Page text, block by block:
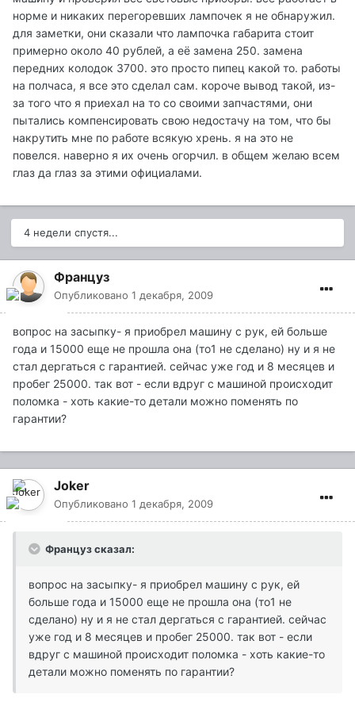
норме и никаких перегоревших лампочек я не обнаружил.
для заметки, они сказали что лампочка габарита стоит
примерно около 40 рублей, а её замена 250. замена
передних колодок 3700. это просто пипец какой то. работы
на полчаса, я все это сделал сам. короче вывод такой, из-
за того что я приехал на то со своими запчастями, они
пытались компенсировать свою недостачу на том, что бы
накрутить мне по работе всякую хрень. я на это не
повелся. наверно я их очень огорчил. в общем желаю всем
глаз да глаз за этими официалами.
4 недели спустя...
Француз
Опубликовано 1 декабря, 2009
вопрос на засыпку- я приобрел машину с рук, ей больше
года и 15000 еще не прошла она (то1 не сделано) ну и я не
стал дергаться с гарантией. сейчас уже год и 8 месяцев и
пробег 25000. так вот - если вдруг с машиной происходит
поломка - хоть какие-то детали можно поменять по
гарантии?
Joker
Опубликовано 1 декабря, 2009
Француз сказал:
вопрос на засыпку- я приобрел машину с рук, ей
больше года и 15000 еще не прошла она (то1 не
сделано) ну и я не стал дергаться с гарантией. сейчас
уже год и 8 месяцев и пробег 25000. так вот - если
вдруг с машиной происходит поломка - хоть какие-то
детали можно поменять по гарантии?